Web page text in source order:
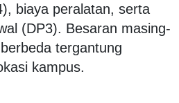
biaya peralatan, serta
(DP3). Besaran masing-
tergantung
kampus.